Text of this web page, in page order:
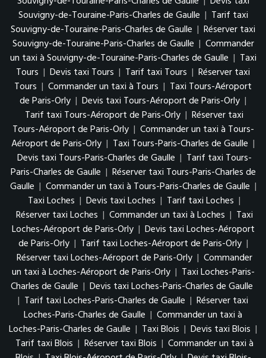
Souvigny-de-Touraine-Paris-Charles de Gaulle | Tarif taxi
Souvigny-de-Touraine-Paris-Charles de Gaulle | Réserver taxi
Souvigny-de-Touraine-Paris-Charles de Gaulle | Commander
un taxi à Souvigny-de-Touraine-Paris-Charles de Gaulle | Taxi
Tours | Devis taxi Tours | Tarif taxi Tours | Réserver taxi
Tours | Commander un taxi à Tours | Taxi Tours-Aéroport
de Paris-Orly | Devis taxi Tours-Aéroport de Paris-Orly |
Tarif taxi Tours-Aéroport de Paris-Orly | Réserver taxi
Tours-Aéroport de Paris-Orly | Commander un taxi à Tours-
Aéroport de Paris-Orly | Taxi Tours-Paris-Charles de Gaulle |
Devis taxi Tours-Paris-Charles de Gaulle | Tarif taxi Tours-
Paris-Charles de Gaulle | Réserver taxi Tours-Paris-Charles de
Gaulle | Commander un taxi à Tours-Paris-Charles de Gaulle |
Taxi Loches | Devis taxi Loches | Tarif taxi Loches |
Réserver taxi Loches | Commander un taxi à Loches | Taxi
Loches-Aéroport de Paris-Orly | Devis taxi Loches-Aéroport
de Paris-Orly | Tarif taxi Loches-Aéroport de Paris-Orly |
Réserver taxi Loches-Aéroport de Paris-Orly | Commander
un taxi à Loches-Aéroport de Paris-Orly | Taxi Loches-Paris-
Charles de Gaulle | Devis taxi Loches-Paris-Charles de Gaulle
| Tarif taxi Loches-Paris-Charles de Gaulle | Réserver taxi
Loches-Paris-Charles de Gaulle | Commander un taxi à
Loches-Paris-Charles de Gaulle | Taxi Blois | Devis taxi Blois |
Tarif taxi Blois | Réserver taxi Blois | Commander un taxi à